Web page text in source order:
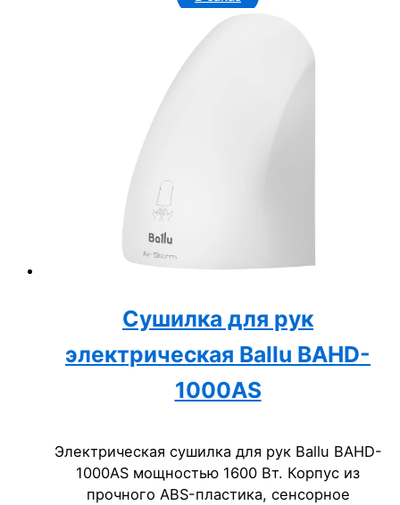
оборудование для бизнеса: офисов, гостиниц,
ресторанов и госучреждений.
Сушилка для рук
электрическая Ballu BAHD-
1000AS
Электрическая сушилка для рук Ballu BAHD-
1000AS мощностью 1600 Вт. Корпус из
прочного ABS-пластика, сенсорное